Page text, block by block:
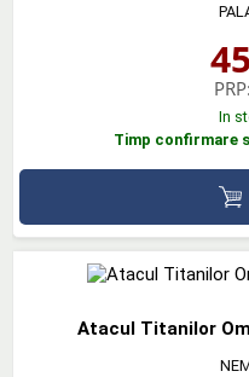
45
PRP:
In
Timp confirmare
Atacul Titanilor